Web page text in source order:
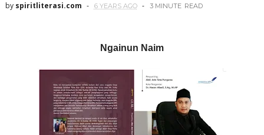
by spiritliterasi.com 6 YEARS AGO 3 MINUTE READ
Ngainun Naim